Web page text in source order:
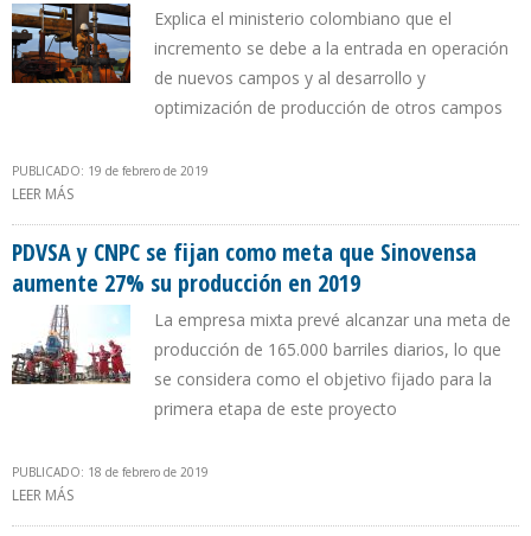
Explica el ministerio colombiano que el
incremento se debe a la entrada en operación
de nuevos campos y al desarrollo y
optimización de producción de otros campos
PUBLICADO: 19 de febrero de 2019
LEER MÁS
PDVSA y CNPC se fijan como meta que Sinovensa
aumente 27% su producción en 2019
La empresa mixta prevé alcanzar una meta de
producción de 165.000 barriles diarios, lo que
se considera como el objetivo fijado para la
primera etapa de este proyecto
PUBLICADO: 18 de febrero de 2019
LEER MÁS